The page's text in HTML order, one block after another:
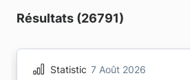
Résultats (26791)
Statistic 7 Août 2026